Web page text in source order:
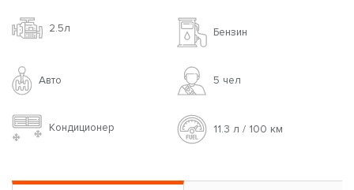
2.5л Бензин
Авто 5 чел
Кондиционер 11.3 л / 100 км